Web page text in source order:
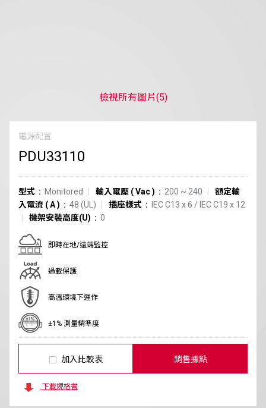
檢視所有圖片(5)
電源配置
PDU33110
型式 Monitored 輸入電壓 (Vac) 200 ~ 240
額定輸
入電流 (A) 48 (UL) 插座樣式 IEC C13 x6 / IEC C19 x 12
機架安裝高度(U)
0
即時在地/遠端監控
過載保護
高溫環境下運作
±1% 測量精準度
加入比較表 銷售據點
下載規格書